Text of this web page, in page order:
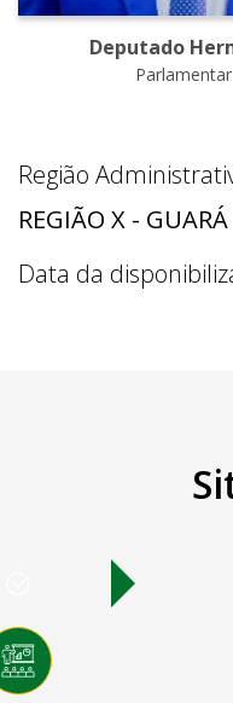
Deputado
Parlamentar
Região
REGIÃO X - GUARÁ
Data da